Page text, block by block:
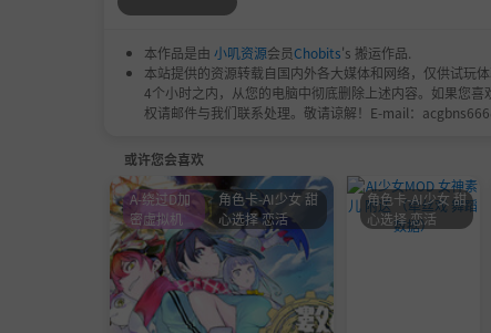
本作品是由 小叽资源会员Chobits's 搬运作品.
本站提供的资源转载自国内外各大媒体和网络，仅供试玩
4个小时之内，从您的电脑中彻底删除上述内容。如果您
权请邮件与我们联系处理。敬请谅解！E-mail：
或许您会喜欢
A-绕过D加
密虚拟机
角色卡-AI少女 甜
心选择 恋活
角色卡-AI少女 甜
心选择 恋活